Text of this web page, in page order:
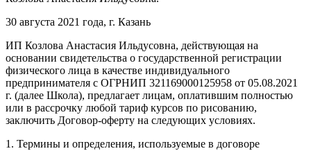
30 августа 2021 года, г. Казань
ИП Козлова Анастасия Ильдусовна, действующая на
основании свидетельства о государственной регистрации
физического лица в качестве индивидуального
предпринимателя с ОГРНИП 321169000125958 от 05.08.2021
г. (далее Школа), предлагает лицам, оплатившим полностью
или в рассрочку любой тариф курсов по рисованию,
заключить Договор-оферту на следующих условиях.
1. Термины и определения, используемые в договоре